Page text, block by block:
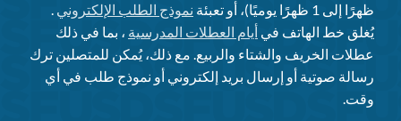
ظهرًا إلى 1 ظهرًا يوميًا)، أو تعبئة
نموذج الطلب الإلكتروني .
يُغلق خط الهاتف في أيام العطلات المدرسية ، بما في ذلك
عطلات الخريف والشتاء والربيع. مع ذلك، يُمكن للمتصلين ترك
رسالة صوتية أو إرسال بريد إلكتروني أو نموذج طلب في أي
وقت.